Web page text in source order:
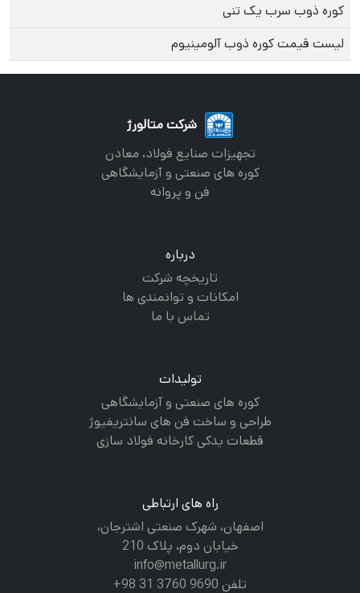
کوره ذوب سرب یک تنی
لیست قیمت کوره ذوب آلومینیوم
شرکت متالورژ
تجهیزات صنایع فولاد، معادن
کوره های صنعتی و آزمایشگاهی
فن و پروانه
درباره
تاریخچه شرکت
امکانات و توانمندی ها
تماس با ما
تولیدات
کوره های صنعتی و آزمایشگاهی
طراحی و ساخت فن های سانتریفیوژ
قطعات یدکی کارخانه فولاد سازی
راه های ارتباطی
اصفهان، شهرک صنعتی اشترجان،
خیابان دوم، پلاک 210
info@metallurg.ir
تلفن 9690 3760 31 98+